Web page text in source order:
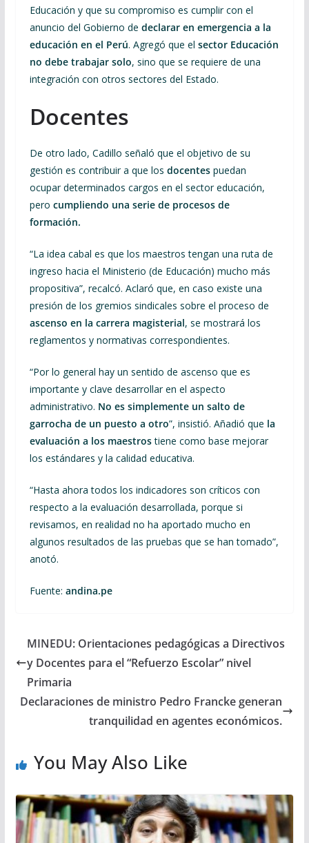
Educación y que su compromiso es cumplir con el
anuncio del Gobierno de declarar en emergencia a la
educación en el Perú. Agregó que el sector Educación
no debe trabajar solo, sino que se requiere de una
integración con otros sectores del Estado.
Docentes
De otro lado, Cadillo señaló que el objetivo de su
gestión es contribuir a que los docentespuedan
ocupar determinados cargos en el sector educación,
pero cumpliendo una serie de procesos de
formación.
“La idea cabal es que los maestros tengan una ruta de
ingreso hacia el Ministerio (de Educación) mucho más
propositiva”, recalcó. Aclaró que, en caso existe una
presión de los gremios sindicales sobre el proceso de
ascenso en la carrera magisterial, se mostrará los
reglamentos y normativas correspondientes.
“Por lo general hay un sentido de ascenso que es
importante y clave desarrollar en el aspecto
administrativo. No es simplemente un salto de
garrocha de un puesto a otro”, insistió. Añadió que la
evaluación a los maestrostiene como base mejorar
los estándares y la calidad educativa.
“Hasta ahora todos los indicadores son críticos con
respecto a la evaluación desarrollada, porque si
revisamos, en realidad no ha aportado mucho en
algunos resultados de las pruebas que se han tomado”,
anotó.
Fuente: andina.pe
MINEDU: Orientaciones pedagógicas a Directivos
y Docentes para el “Refuerzo Escolar” nivel
Primaria
Declaraciones de ministro Pedro Francke generan
tranquilidad en agentes económicos.
You May Also Like